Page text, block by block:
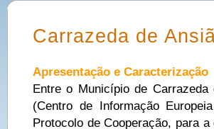
Carrazeda de
Apresentação e Caracterização
Entre o Município de
(Centro de Informação
Protocolo de Cooperação, para